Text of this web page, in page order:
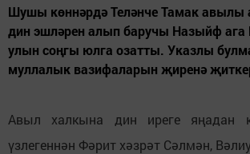
Шушы көннәрдә Теләнче Тамак авылы
дин эшләрен алып баручы Назыйф ага
улын соңгы юлга озатты. Указлы
муллалык вазифаларын җиренә
Авыл халкына дин иреге яңадан
үзлегеннән Фәрит хәзрәт Сәлмән,